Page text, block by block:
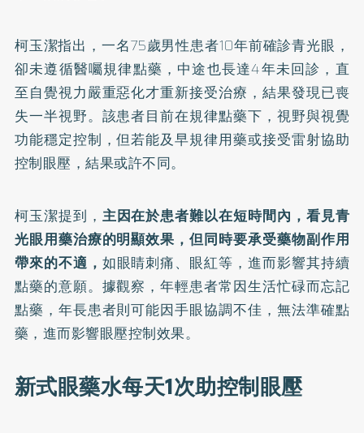
柯玉潔指出，一名75歲男性患者10年前確診青光眼，
卻未遵循醫囑規律點藥，中途也長達4年未回診，直
至自覺視力嚴重惡化才重新接受治療，結果發現已喪
失一半視野。該患者目前在規律點藥下，視野與視覺
功能穩定控制，但若能及早規律用藥或接受雷射協助
控制眼壓，結果或許不同。
柯玉潔提到， 主因在於患者難以在短時間內，看見青
光眼用藥治療的明顯效果，但同時要承受藥物副作用
帶來的不適， 如眼睛刺痛、眼紅等，進而影響其持續
點藥的意願。據觀察，年輕患者常因生活忙碌而忘記
點藥，年長患者則可能因手眼協調不佳，無法準確點
藥，進而影響眼壓控制效果。
新式眼藥水每天1次助控制眼壓